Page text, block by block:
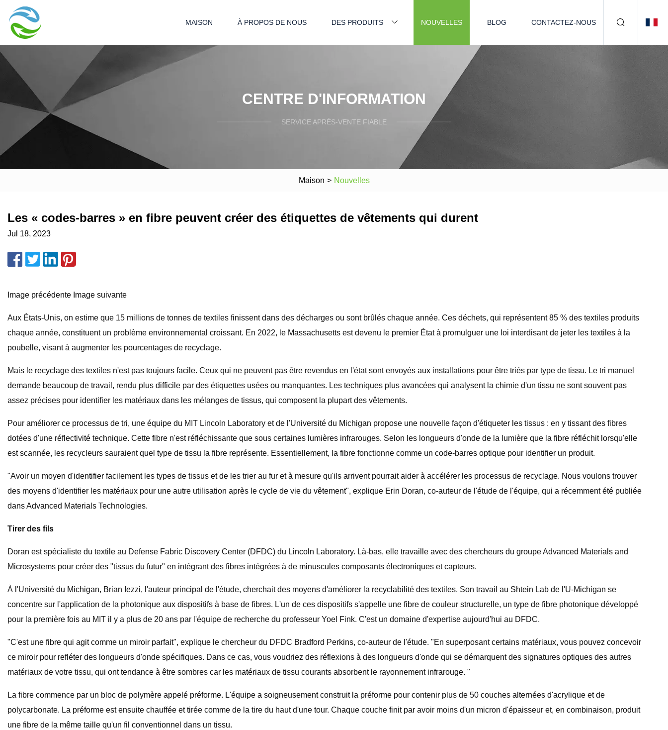
MAISON À PROPOS DE NOUS DES PRODUITS NOUVELLES BLOG CONTACTEZ-NOUS
CENTRE D'INFORMATION
SERVICE APRÈS-VENTE FIABLE
Maison > Nouvelles
Les « codes-barres » en fibre peuvent créer des étiquettes de vêtements qui durent
Jul 18, 2023
Image précédente Image suivante
Aux États-Unis, on estime que 15 millions de tonnes de textiles finissent dans des décharges ou sont brûlés chaque année. Ces déchets, qui représentent 85 % des textiles produits
chaque année, constituent un problème environnemental croissant. En 2022, le Massachusetts est devenu le premier État à promulguer une loi interdisant de jeter les textiles à la
poubelle, visant à augmenter les pourcentages de recyclage.
Mais le recyclage des textiles n'est pas toujours facile. Ceux qui ne peuvent pas être revendus en l'état sont envoyés aux installations pour être triés par type de tissu. Le tri manuel
demande beaucoup de travail, rendu plus difficile par des étiquettes usées ou manquantes. Les techniques plus avancées qui analysent la chimie d'un tissu ne sont souvent pas
assez précises pour identifier les matériaux dans les mélanges de tissus, qui composent la plupart des vêtements.
Pour améliorer ce processus de tri, une équipe du MIT Lincoln Laboratory et de l'Université du Michigan propose une nouvelle façon d'étiqueter les tissus : en y tissant des fibres
dotées d'une réflectivité technique. Cette fibre n'est réfléchissante que sous certaines lumières infrarouges. Selon les longueurs d'onde de la lumière que la fibre réfléchit lorsqu'elle
est scannée, les recycleurs sauraient quel type de tissu la fibre représente. Essentiellement, la fibre fonctionne comme un code-barres optique pour identifier un produit.
"Avoir un moyen d'identifier facilement les types de tissus et de les trier au fur et à mesure qu'ils arrivent pourrait aider à accélérer les processus de recyclage. Nous voulons trouver
des moyens d'identifier les matériaux pour une autre utilisation après le cycle de vie du vêtement", explique Erin Doran, co-auteur de l'étude de l'équipe, qui a récemment été publiée
dans Advanced Materials Technologies.
Tirer des fils
Doran est spécialiste du textile au Defense Fabric Discovery Center (DFDC) du Lincoln Laboratory. Là-bas, elle travaille avec des chercheurs du groupe Advanced Materials and
Microsystems pour créer des "tissus du futur" en intégrant des fibres intégrées à de minuscules composants électroniques et capteurs.
À l'Université du Michigan, Brian Iezzi, l'auteur principal de l'étude, cherchait des moyens d'améliorer la recyclabilité des textiles. Son travail au Shtein Lab de l'U-Michigan se
concentre sur l'application de la photonique aux dispositifs à base de fibres. L'un de ces dispositifs s'appelle une fibre de couleur structurelle, un type de fibre photonique développé
pour la première fois au MIT il y a plus de 20 ans par l'équipe de recherche du professeur Yoel Fink. C'est un domaine d'expertise aujourd'hui au DFDC.
"C'est une fibre qui agit comme un miroir parfait", explique le chercheur du DFDC Bradford Perkins, co-auteur de l'étude. "En superposant certains matériaux, vous pouvez concevoir
ce miroir pour refléter des longueurs d'onde spécifiques. Dans ce cas, vous voudriez des réflexions à des longueurs d'onde qui se démarquent des signatures optiques des autres
matériaux de votre tissu, qui ont tendance à être sombres car les matériaux de tissu courants absorbent le rayonnement infrarouge. "
La fibre commence par un bloc de polymère appelé préforme. L'équipe a soigneusement construit la préforme pour contenir plus de 50 couches alternées d'acrylique et de
polycarbonate. La préforme est ensuite chauffée et tirée comme de la tire du haut d'une tour. Chaque couche finit par avoir moins d'un micron d'épaisseur et, en combinaison, produit
une fibre de la même taille qu'un fil conventionnel dans un tissu.